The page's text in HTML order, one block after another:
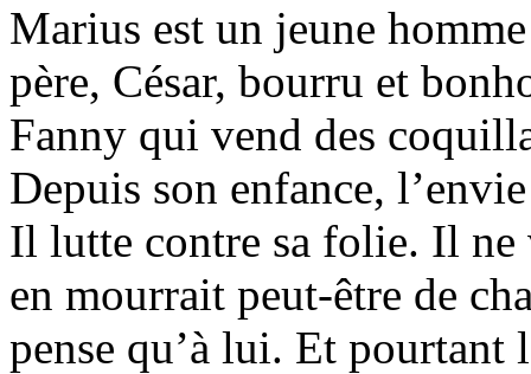
Marius est un jeune
père, César, bourru et
Fanny qui vend des
Depuis son enfance,
Il lutte contre sa folie. Il ne
en mourrait peut-être de
pense qu’à lui. Et